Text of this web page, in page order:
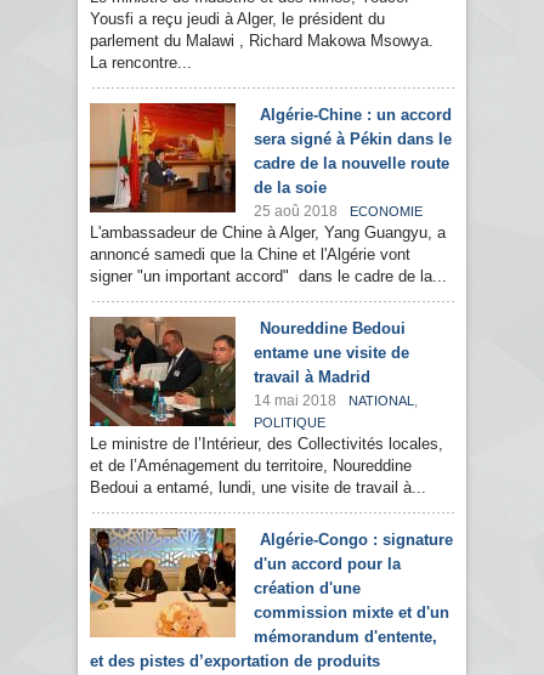
Yousfi a reçu jeudi à Alger, le président du
parlement du Malawi , Richard Makowa Msowya.
La rencontre...
Algérie-Chine : un accord
sera signé à Pékin dans le
cadre de la nouvelle route
de la soie
25 aoû 2018 ECONOMIE
L'ambassadeur de Chine à Alger, Yang Guangyu, a
annoncé samedi que la Chine et l'Algérie vont
signer "un important accord" dans le cadre de la...
Noureddine Bedoui
entame une visite de
travail à Madrid
14 mai 2018 NATIONAL ,
POLITIQUE
Le ministre de l’Intérieur, des Collectivités locales,
et de l’Aménagement du territoire, Noureddine
Bedoui a entamé, lundi, une visite de travail à...
Algérie-Congo : signature
d'un accord pour la
création d'une
commission mixte et d'un
mémorandum d'entente,
et des pistes d’exportation de produits